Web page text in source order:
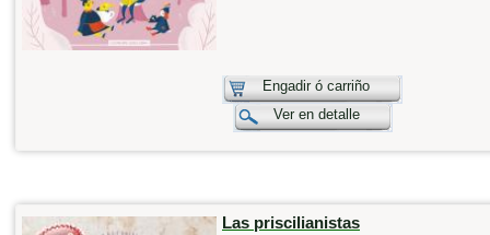
Engadir ó carriño
Ver en detalle
Las priscilianistas